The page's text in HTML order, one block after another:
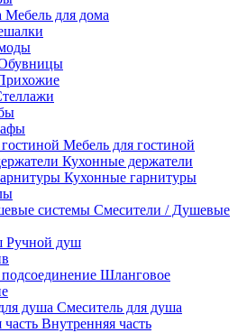
Мебель для дома
Мебель для гостиной
Кухонные держатели
Кухонные гарнитуры
Смесители / Душевые
Ручной душ
Шланговое
Смеситель для душа
Внутренняя часть